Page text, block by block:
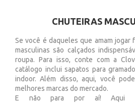
CHUTEIRAS
Se você é daqueles que amam jogar
masculinas são calçados
roupa. Para isso, conte com a
catálogo inclui sapatos para
indoor. Além disso, aqui, você
melhores marcas do mercado.
E não para por aí! Aqui